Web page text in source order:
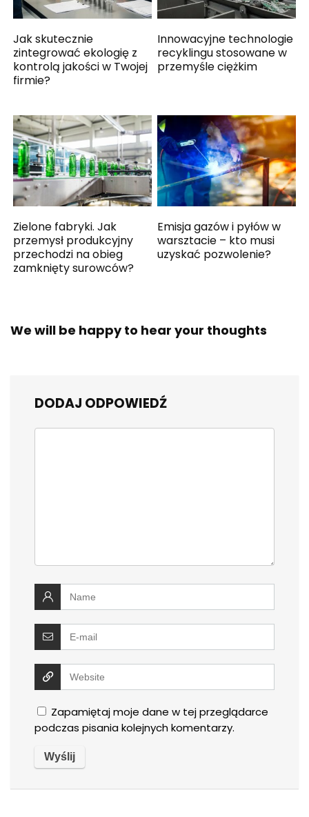
Jak skutecznie
zintegrować ekologię z
kontrolą jakości w Twojej
firmie?
Innowacyjne technologie
recyklingu stosowane w
przemyśle ciężkim
Zielone fabryki. Jak
przemysł produkcyjny
przechodzi na obieg
zamknięty surowców?
Emisja gazów i pyłów w
warsztacie – kto musi
uzyskać pozwolenie?
We will be happy to hear your thoughts
DODAJ ODPOWIEDŹ
Zapamiętaj moje dane w tej przeglądarce
podczas pisania kolejnych komentarzy.